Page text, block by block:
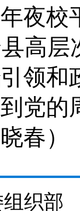
夜
高
领
党
春）
组织